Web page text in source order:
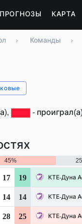
ПРОГНОЗЫ КАРТА
› Команды ›
-
45%
17 19 КТЕ-Дуна
14 14 КТЕ-Дуна
28 25 КТЕ-Дуна